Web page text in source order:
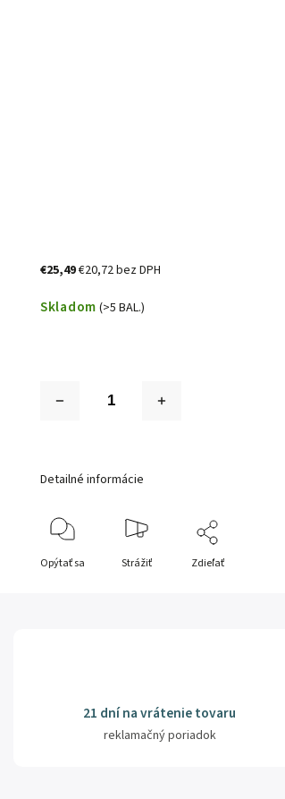
€25,49€20,72 bez DPH
Skladom (>5 BAL.)
Detailné informácie
Opýtať sa Strážiť Zdieľať
21 dní na vrátenie tovaru
reklamačný poriadok